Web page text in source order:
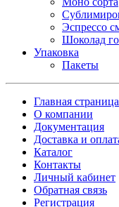
Эспрессо
Шоколад
Упаковка
Пакеты
Главная страница
О компании
Документация
Доставка и
Каталог
Контакты
Личный кабинет
Обратная связь
Регистрация